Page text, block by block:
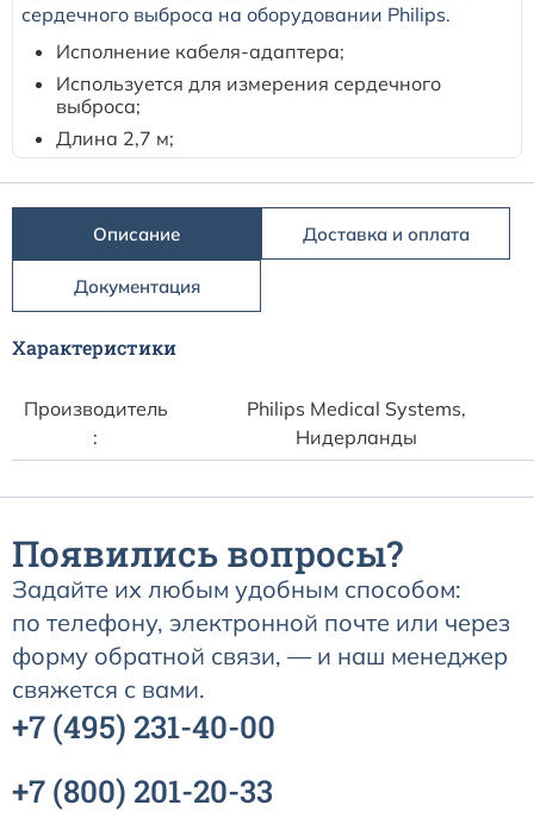
сердечного выброса на оборудовании Philips.
Исполнение кабеля-адаптера;
Используется для измерения сердечного
выброса;
Длина 2,7 м;
Описание Доставка и оплата
Документация
Характеристики
Производитель
:
Philips Medical Systems,
Нидерланды
Появились вопросы?
Задайте их любым удобным способом:
по телефону, электронной почте или через
форму обратной связи, — и наш менеджер
свяжется с вами.
+7 (495) 231-40-00
+7 (800) 201-20-33
Расходные материалы для ИВЛ Puritan Bennett